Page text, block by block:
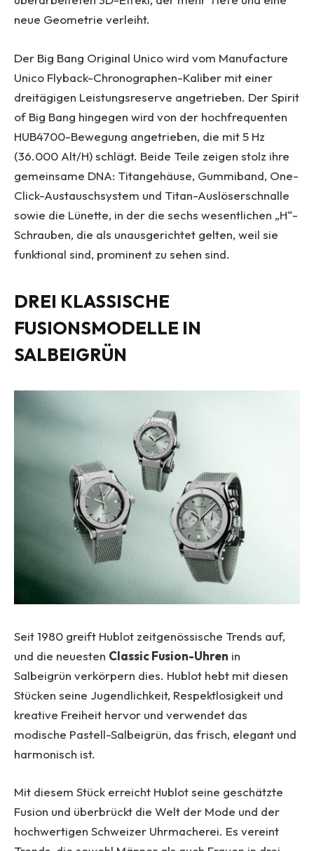
neue Geometrie verleiht.
Der Big Bang Original Unico wird vom Manufacture
Unico Flyback-Chronographen-Kaliber mit einer
dreitägigen Leistungsreserve angetrieben. Der Spirit
of Big Bang hingegen wird von der hochfrequenten
HUB4700-Bewegung angetrieben, die mit 5 Hz
(36.000 Alt/H) schlägt. Beide Teile zeigen stolz ihre
gemeinsame DNA: Titangehäuse, Gummiband, One-
Click-Austauschsystem und Titan-Auslöserschnalle
sowie die Lünette, in der die sechs wesentlichen „H“-
Schrauben, die als unausgerichtet gelten, weil sie
funktional sind, prominent zu sehen sind.
DREI KLASSISCHE
FUSIONSMODELLE IN
SALBEIGRÜN
Seit 1980 greift Hublot zeitgenössische Trends auf,
und die neuesten Classic Fusion-Uhren in
Salbeigrün verkörpern dies. Hublot hebt mit diesen
Stücken seine Jugendlichkeit, Respektlosigkeit und
kreative Freiheit hervor und verwendet das
modische Pastell-Salbeigrün, das frisch, elegant und
harmonisch ist.
Mit diesem Stück erreicht Hublot seine geschätzte
Fusion und überbrückt die Welt der Mode und der
hochwertigen Schweizer Uhrmacherei. Es vereint